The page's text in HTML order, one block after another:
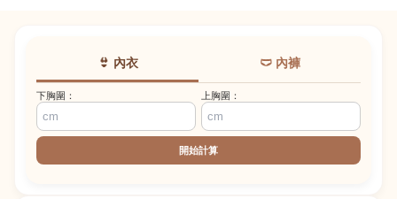
👙 內衣 🩲 內褲
下胸圍： 上胸圍：
開始計算